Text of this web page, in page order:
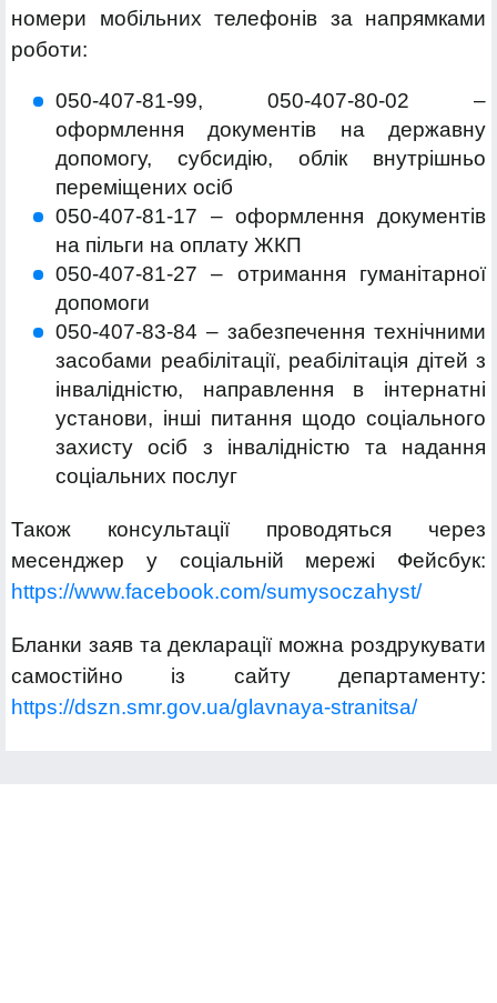
номери мобільних телефонів за напрямками
роботи:
050-407-81-99, 050-407-80-02 –
оформлення документів на державну
допомогу, субсидію, облік внутрішньо
переміщених осіб
050-407-81-17 – оформлення документів
на пільги на оплату ЖКП
050-407-81-27 – отримання гуманітарної
допомоги
050-407-83-84 – забезпечення технічними
засобами реабілітації, реабілітація дітей з
інвалідністю, направлення в інтернатні
установи, інші питання щодо соціального
захисту осіб з інвалідністю та надання
соціальних послуг
Також консультації проводяться через
месенджер у соціальній мережі Фейсбук:
https://www.facebook.com/sumysoczahyst/
Бланки заяв та декларації можна роздрукувати
самостійно із сайту департаменту:
https://dszn.smr.gov.ua/glavnaya-stranitsa/